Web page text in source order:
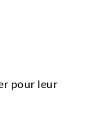
pour leur